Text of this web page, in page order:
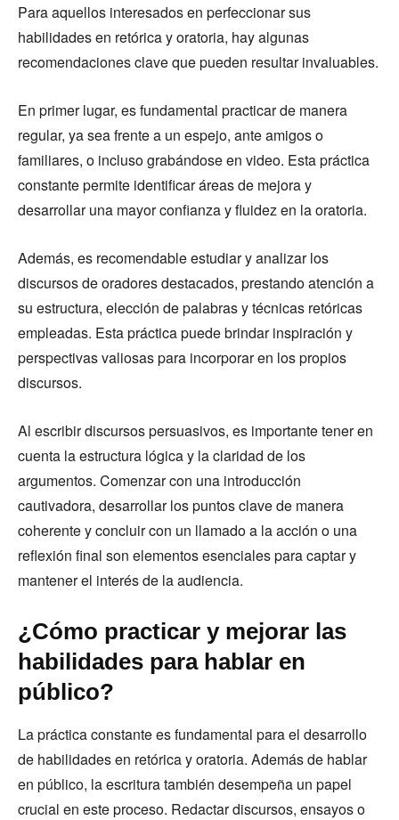
Para aquellos interesados en perfeccionar sus
habilidades en retórica y oratoria, hay algunas
recomendaciones clave que pueden resultar invaluables.
En primer lugar, es fundamental practicar de manera
regular, ya sea frente a un espejo, ante amigos o
familiares, o incluso grabándose en video. Esta práctica
constante permite identificar áreas de mejora y
desarrollar una mayor confianza y fluidez en la oratoria.
Además, es recomendable estudiar y analizar los
discursos de oradores destacados, prestando atención a
su estructura, elección de palabras y técnicas retóricas
empleadas. Esta práctica puede brindar inspiración y
perspectivas valiosas para incorporar en los propios
discursos.
Al escribir discursos persuasivos, es importante tener en
cuenta la estructura lógica y la claridad de los
argumentos. Comenzar con una introducción
cautivadora, desarrollar los puntos clave de manera
coherente y concluir con un llamado a la acción o una
reflexión final son elementos esenciales para captar y
mantener el interés de la audiencia.
¿Cómo practicar y mejorar las
habilidades para hablar en
público?
La práctica constante es fundamental para el desarrollo
de habilidades en retórica y oratoria. Además de hablar
en público, la escritura también desempeña un papel
crucial en este proceso. Redactar discursos, ensayos o